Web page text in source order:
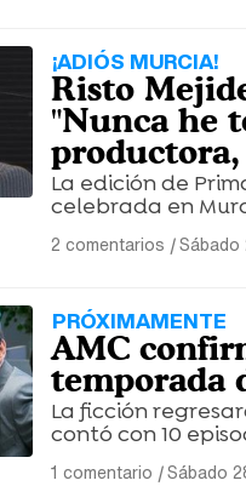
¡ADIÓS MURCIA!
Risto
"Nunca he
La edición de
celebrada en
2 comentarios |Sábado
PRÓXIMAMENTE
AMC
temporada
La ficción
contó con 10
1 comentario |Sábado